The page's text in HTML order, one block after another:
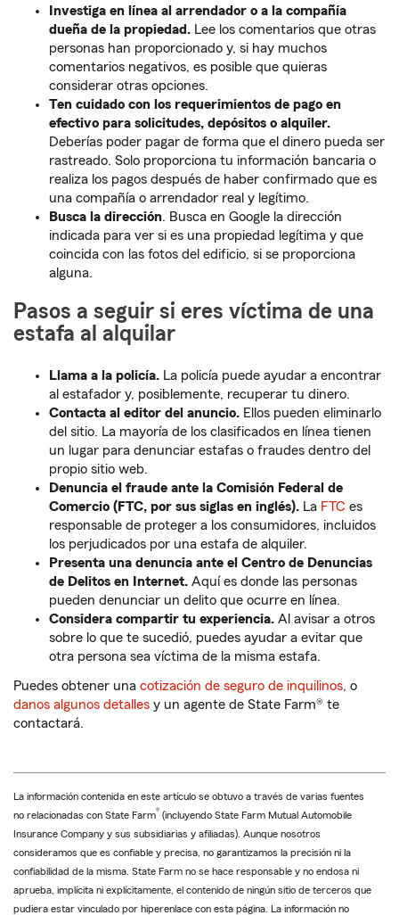
Investiga en línea al arrendador o a la compañía
dueña de la propiedad. Lee los comentarios que otras
personas han proporcionado y, si hay muchos
comentarios negativos, es posible que quieras
considerar otras opciones.
Ten cuidado con los requerimientos de pago en
efectivo para solicitudes, depósitos o alquiler.
Deberías poder pagar de forma que el dinero pueda ser
rastreado. Solo proporciona tu información bancaria o
realiza los pagos después de haber confirmado que es
una compañía o arrendador real y legítimo.
Busca la dirección. Busca en Google la dirección
indicada para ver si es una propiedad legítima y que
coincida con las fotos del edificio, si se proporciona
alguna.
Pasos a seguir si eres víctima de una
estafa al alquilar
Llama a la policía. La policía puede ayudar a encontrar
al estafador y, posiblemente, recuperar tu dinero.
Contacta al editor del anuncio. Ellos pueden eliminarlo
del sitio. La mayoría de los clasificados en línea tienen
un lugar para denunciar estafas o fraudes dentro del
propio sitio web.
Denuncia el fraude ante la Comisión Federal de
Comercio (FTC, por sus siglas en inglés). La FTC es
responsable de proteger a los consumidores, incluidos
los perjudicados por una estafa de alquiler.
Presenta una denuncia ante el Centro de Denuncias
de Delitos en Internet. Aquí es donde las personas
pueden denunciar un delito que ocurre en línea.
Considera compartir tu experiencia. Al avisar a otros
sobre lo que te sucedió, puedes ayudar a evitar que
otra persona sea víctima de la misma estafa.
Puedes obtener una cotización de seguro de inquilinos, o
danos algunos detalles y un agente de State Farm® te
contactará.
La información contenida en este artículo se obtuvo a través de varias fuentes
no relacionadas con State Farm® (incluyendo State Farm Mutual Automobile
Insurance Company y sus subsidiarias y afiliadas). Aunque nosotros
consideramos que es confiable y precisa, no garantizamos la precisión ni la
confiabilidad de la misma. State Farm no se hace responsable y no endosa ni
aprueba, implícita ni explícitamente, el contenido de ningún sitio de terceros que
pudiera estar vinculado por hiperenlace con esta página. La información no